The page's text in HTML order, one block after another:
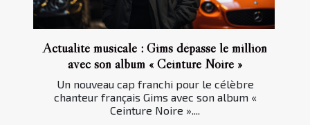
Actualité musicale : Gims dépasse le million
avec son album « Ceinture Noire »
Un nouveau cap franchi pour le célèbre
chanteur français Gims avec son album «
Ceinture Noire »....